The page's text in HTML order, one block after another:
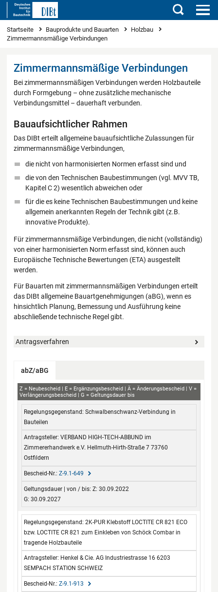
Suchen
Sie sind hier
Startseite Bauprodukte und Bauarten
Holzbau
Zimmermannsmäßige Verbindungen
Zimmermannsmäßige Verbindungen
Bei zimmermannsmäßigen Verbindungen werden Holzbauteile
durch Formgebung – ohne zusätzliche mechanische
Verbindungsmittel – dauerhaft verbunden.
Bauaufsichtlicher Rahmen
Das DIBt erteilt allgemeine bauaufsichtliche Zulassungen für
zimmermannsmäßige Verbindungen,
die nicht von harmonisierten Normen erfasst sind und
die von den Technischen Baubestimmungen (vgl. MVV TB,
Kapitel C 2) wesentlich abweichen oder
für die es keine Technischen Baubestimmungen und keine
allgemein anerkannten Regeln der Technik gibt (z.B.
innovative Produkte).
Für zimmermannsmäßige Verbindungen, die nicht (vollständig)
von einer harmonisierten Norm erfasst sind, können auch
Europäische Technische Bewertungen (ETA) ausgestellt
werden.
Für Bauarten mit zimmermannsmäßigen Verbindungen erteilt
das DIBt allgemeine Bauartgenehmigungen (aBG), wenn es
hinsichtlich Planung, Bemessung und Ausführung keine
abschließende technische Regel gibt.
Antragsverfahren
abZ/aBG
abZ+aBG
Z Neubescheid E Ergänzungsbescheid Ä Änderungsbescheid
V
Verlängerungsbescheid
G Geltungsdauer bis
Schwalbenschwanz-Verbindung in
Bauteilen
VERBAND HIGH-TECH-ABBUND im
Zimmererhandwerk e.V. Hellmuth-Hirth-Straße 7 73760
Ostfildern
Z-9.1-649
Z: 30.09.2022
G: 30.09.2027
2K-PUR Klebstoff LOCTITE CR 821 ECO
bzw. LOCTITE CR 821 zum Einkleben von Schöck Combar in
tragende Holzbauteile
Henkel & Cie. AG Industriestrasse 16 6203
SEMPACH STATION SCHWEIZ
Z-9.1-913